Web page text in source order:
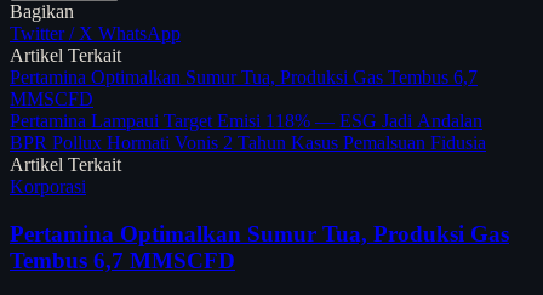
Bagikan
Twitter / X WhatsApp
Artikel Terkait
Pertamina Optimalkan Sumur Tua, Produksi Gas Tembus 6,7
MMSCFD
Pertamina Lampaui Target Emisi 118% — ESG Jadi Andalan
BPR Pollux Hormati Vonis 2 Tahun Kasus Pemalsuan Fidusia
Artikel Terkait
Korporasi
Pertamina Optimalkan Sumur Tua, Produksi Gas
Tembus 6,7 MMSCFD